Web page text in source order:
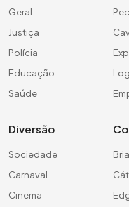
Geral
Justiça
Polícia
Educação
Saúde
Diversão
Sociedade
Carnaval
Cinema